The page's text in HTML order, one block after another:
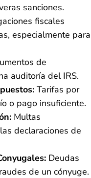
sanciones.
fiscales
especialmente para
de
auditoría del IRS.
Tarifas por
o pago insuficiente.
Multas
declaraciones de
Deudas
de un cónyuge.